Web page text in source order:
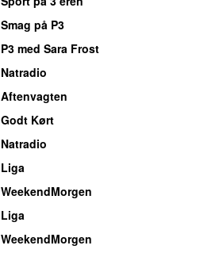
Smag på P3
P3 med Sara Frost
Natradio
Aftenvagten
Godt Kørt
Natradio
Liga
WeekendMorgen
Liga
WeekendMorgen